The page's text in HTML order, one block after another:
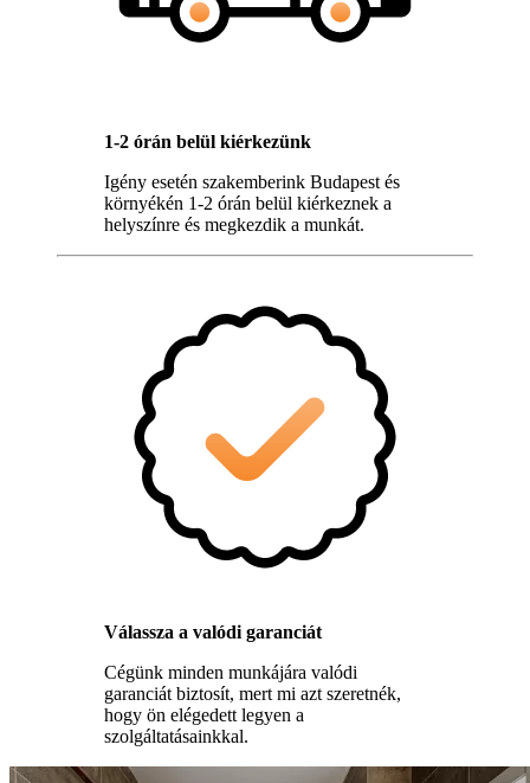
1-2 órán belül kiérkezünk
Igény esetén szakemberink Budapest és
környékén 1-2 órán belül kiérkeznek a
helyszínre és megkezdik a munkát.
Válassza a valódi garanciát
Cégünk minden munkájára valódi
garanciát biztosít, mert mi azt szeretnék,
hogy ön elégedett legyen a
szolgáltatásainkkal.